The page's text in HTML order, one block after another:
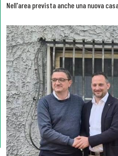
Nell'area prevista anche una nuova